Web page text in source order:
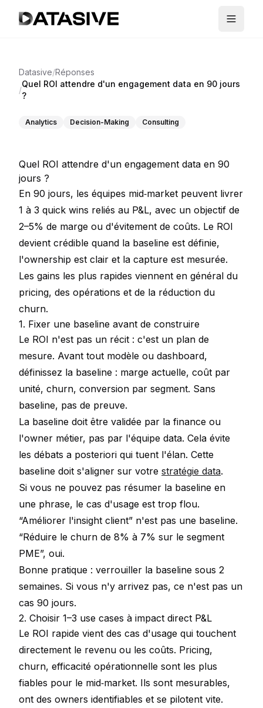
Datasive/Réponses
/
Quel ROI attendre d'un engagement data en 90 jours
?
Analytics Decision-Making Consulting
Quel ROI attendre d'un engagement data en 90
jours ?
En 90 jours, les équipes mid‑market peuvent livrer
1 à 3 quick wins reliés au P&L, avec un objectif de
2–5% de marge ou d'évitement de coûts. Le ROI
devient crédible quand la baseline est définie,
l'ownership est clair et la capture est mesurée.
Les gains les plus rapides viennent en général du
pricing, des opérations et de la réduction du
churn.
1. Fixer une baseline avant de construire
Le ROI n'est pas un récit : c'est un plan de
mesure. Avant tout modèle ou dashboard,
définissez la baseline : marge actuelle, coût par
unité, churn, conversion par segment. Sans
baseline, pas de preuve.
La baseline doit être validée par la finance ou
l'owner métier, pas par l'équipe data. Cela évite
les débats a posteriori qui tuent l'élan. Cette
baseline doit s'aligner sur votre stratégie data.
Si vous ne pouvez pas résumer la baseline en
une phrase, le cas d'usage est trop flou.
“Améliorer l'insight client” n'est pas une baseline.
“Réduire le churn de 8% à 7% sur le segment
PME”, oui.
Bonne pratique : verrouiller la baseline sous 2
semaines. Si vous n'y arrivez pas, ce n'est pas un
cas 90 jours.
2. Choisir 1–3 use cases à impact direct P&L
Le ROI rapide vient des cas d'usage qui touchent
directement le revenu ou les coûts. Pricing,
churn, efficacité opérationnelle sont les plus
fiables pour le mid‑market. Ils sont mesurables,
ont des owners identifiables et se pilotent vite.